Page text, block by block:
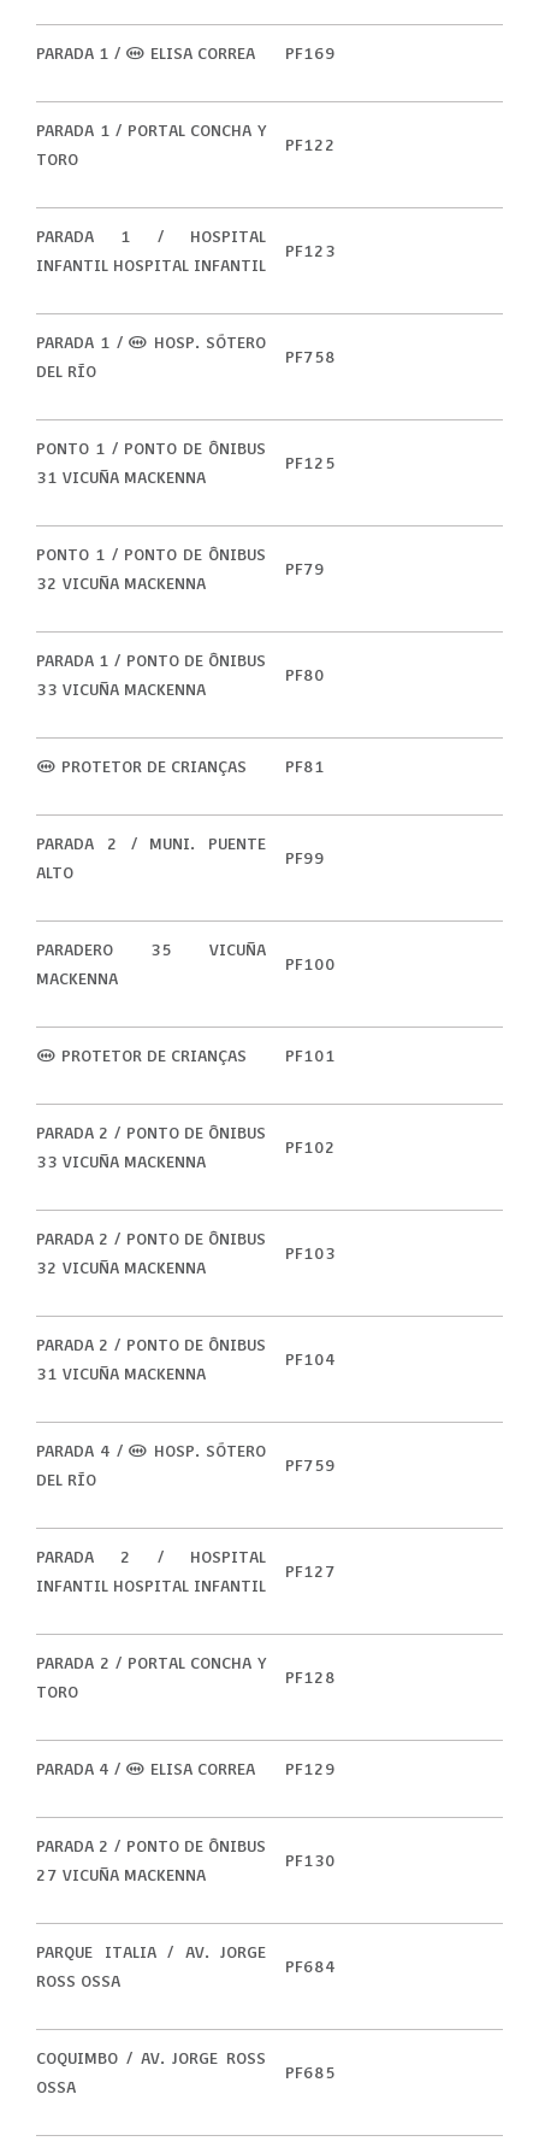
PARADA 1 / (M) ELISA CORREA PF169
PARADA 1 / PORTAL CONCHA Y
TORO
PF122
PARADA 1 / HOSPITAL
INFANTIL HOSPITAL INFANTIL
PF123
PARADA 1 / (M) HOSP. SÓTERO
DEL RÍO
PF758
PONTO 1 / PONTO DE ÔNIBUS
31 VICUÑA MACKENNA
PF125
PONTO 1 / PONTO DE ÔNIBUS
32 VICUÑA MACKENNA
PF79
PARADA 1 / PONTO DE ÔNIBUS
33 VICUÑA MACKENNA
PF80
(M) PROTETOR DE CRIANÇAS PF81
PARADA 2 / MUNI. PUENTE
ALTO
PF99
PARADERO 35 VICUÑA
MACKENNA
PF100
(M) PROTETOR DE CRIANÇAS PF101
PARADA 2 / PONTO DE ÔNIBUS
33 VICUÑA MACKENNA
PF102
PARADA 2 / PONTO DE ÔNIBUS
32 VICUÑA MACKENNA
PF103
PARADA 2 / PONTO DE ÔNIBUS
31 VICUÑA MACKENNA
PF104
PARADA 4 / (M) HOSP. SÓTERO
DEL RÍO
PF759
PARADA 2 / HOSPITAL
INFANTIL HOSPITAL INFANTIL
PF127
PARADA 2 / PORTAL CONCHA Y
TORO
PF128
PARADA 4 / (M) ELISA CORREA PF129
PARADA 2 / PONTO DE ÔNIBUS
27 VICUÑA MACKENNA
PF130
PARQUE ITALIA / AV. JORGE
ROSS OSSA
PF684
COQUIMBO / AV. JORGE ROSS
OSSA
PF685